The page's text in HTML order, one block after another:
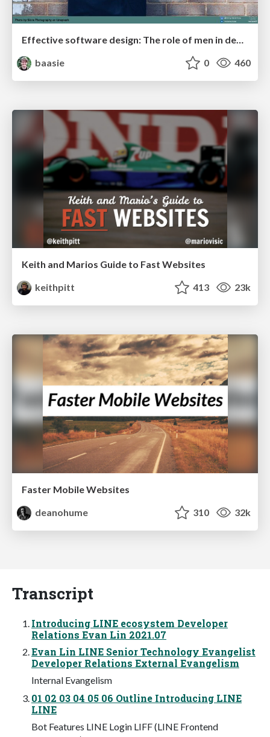
Effective software design: The role of men in debugging patriarchy in IT @ Voxxed Days AMS
baasie
0 460
Keith and Marios Guide to Fast Websites
keithpitt
413 23k
Faster Mobile Websites
deanohume
310 32k
Transcript
Introducing LINE ecosystem Developer
Relations Evan Lin 2021.07
Evan Lin LINE Senior Technology Evangelist
Developer Relations External Evangelism
Internal Evangelism
01 02 03 04 05 06 Outline Introducing LINE
LINE
Bot Features LINE Login LIFF (LINE Frontend